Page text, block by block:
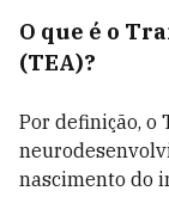
O que é o
(TEA)?
Por definição, o
nascimento do